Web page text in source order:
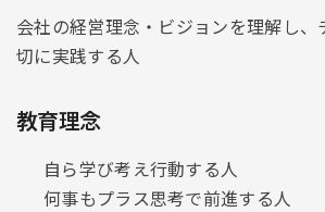
会社の経営理念・ビジョンを理解し、
切に実践する人
教育理念
自ら学び考え行動する人
何事もプラス思考で前進する人